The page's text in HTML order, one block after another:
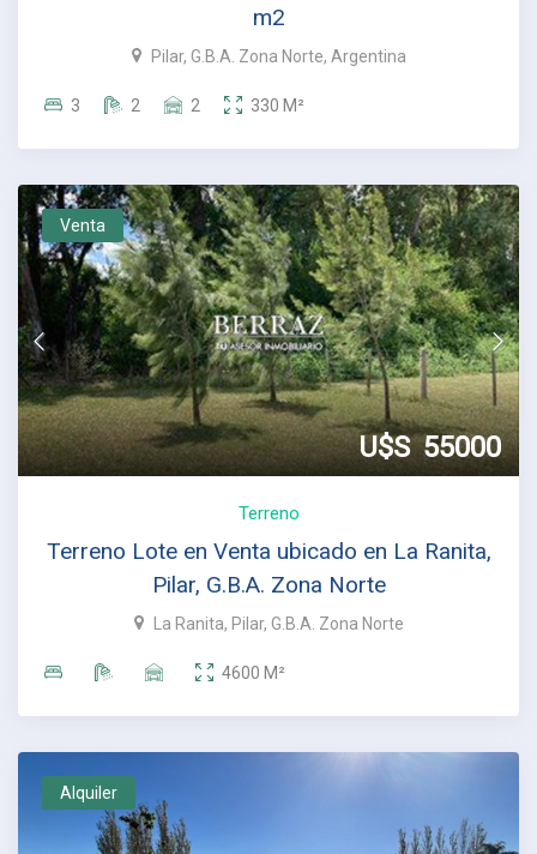
m2
Pilar, G.B.A. Zona Norte, Argentina
3 2 2 330 M²
Venta
U$S55000
Terreno
Terreno Lote en Venta ubicado en La Ranita,
Pilar, G.B.A. Zona Norte
La Ranita, Pilar, G.B.A. Zona Norte
4600 M²
Alquiler